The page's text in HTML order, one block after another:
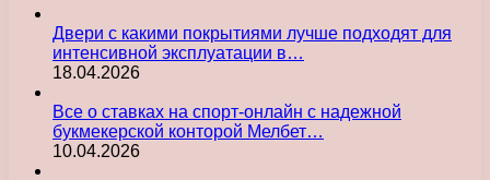
Двери с какими покрытиями лучше подходят для
интенсивной эксплуатации в…
18.04.2026
Все о ставках на спорт-онлайн с надежной
букмекерской конторой Мелбет…
10.04.2026